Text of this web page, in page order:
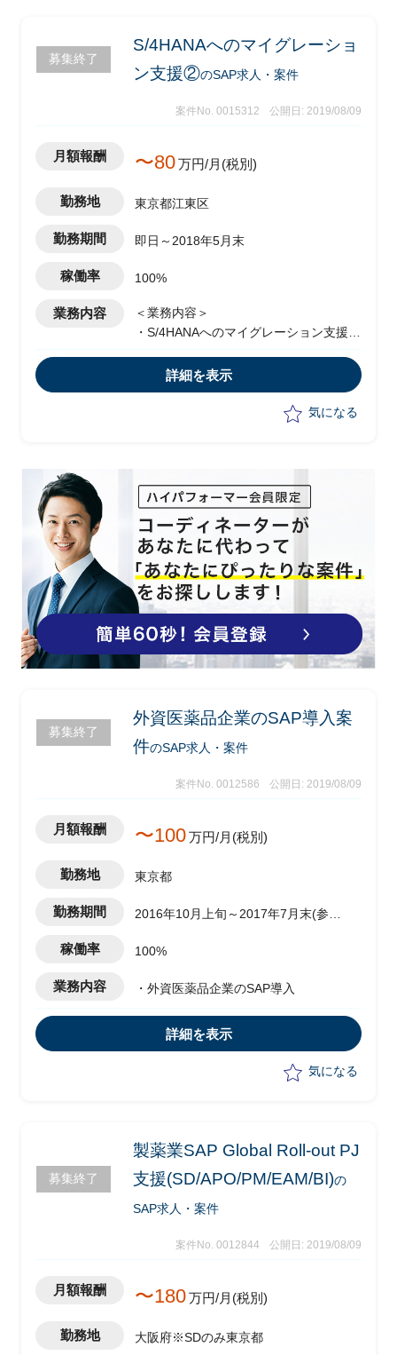
募集終了
S/4HANAへのマイグレーショ
ン支援②のSAP求人・案件
案件No. 0015312 公開日: 2019/08/09
月額報酬 〜80万円/月(税別)
勤務地 東京都江東区
勤務期間 即日～2018年5月末
稼働率 100%
業務内容
＜業務内容＞
・S/4HANAへのマイグレーション支援
・BASIS運用関連対応支援
＜システム環境＞
・対象システム（S4HANA/SLT及び
詳細を表示
気になる
募集終了
外資医薬品企業のSAP導入案
件のSAP求人・案件
案件No. 0012586 公開日: 2019/08/09
月額報酬 〜100万円/月(税別)
勤務地 東京都
勤務期間
2016年10月上旬～2017年7月末(参画
稼働率 100%
業務内容 ・外資医薬品企業のSAP導入
詳細を表示
気になる
募集終了
製薬業SAP Global Roll-out PJ
支援(SD/APO/PM/EAM/BI)の
SAP求人・案件
案件No. 0012844 公開日: 2019/08/09
月額報酬 〜180万円/月(税別)
勤務地 大阪府※SDのみ東京都